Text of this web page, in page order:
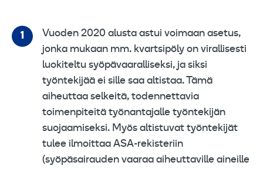
Vuoden 2020 alusta astui voimaan asetus,
jonka mukaan mm. kvartsipöly on virallisesti
luokiteltu syöpävaaralliseksi, ja siksi
työntekijää ei sille saa altistaa. Tämä
aiheuttaa selkeitä, todennettavia
toimenpiteitä työnantajalle työntekijän
suojaamiseksi. Myös altistuvat työntekijät
tulee ilmoittaa ASA-rekisteriin
(syöpäsairauden vaaraa aiheuttaville aineille